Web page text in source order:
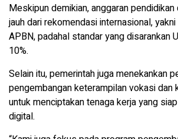
Meskipun demikian, anggaran
jauh dari rekomendasi internasional,
APBN, padahal standar yang disarankan
10%.
Selain itu, pemerintah juga menekankan
pengembangan keterampilan vokasi dan
untuk menciptakan tenaga kerja yang
digital.